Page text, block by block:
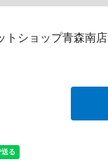
トショップ青森南